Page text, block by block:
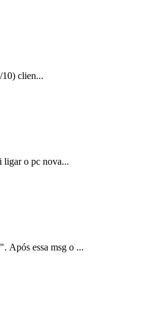
clien...
ligar o pc nova...
Após essa msg o ...